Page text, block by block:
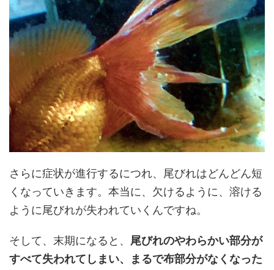
さらに症状が進行するにつれ、尾びれはどんどん短
くなっていきます。本当に、欠けるように、溶ける
ように尾びれが失われていくんですね。
そして、末期になると、 尾びれのやわらかい部分が
すべて失われてしまい、まるで布部分がなくなった